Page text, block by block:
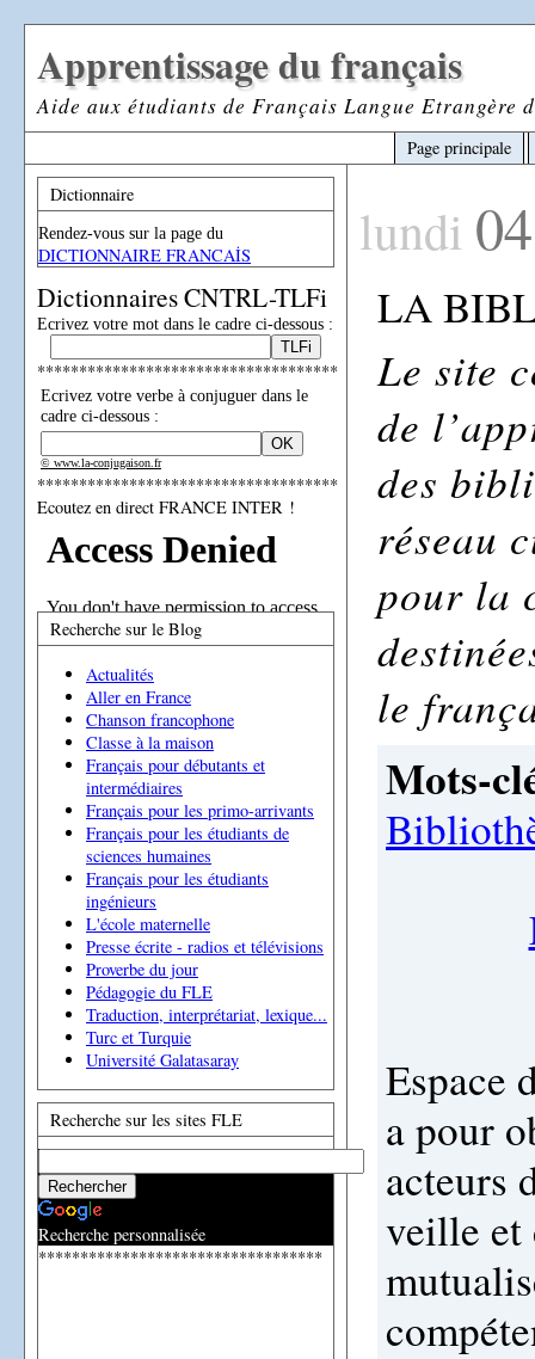
Apprentissage du français
Aide aux étudiants de Français Langue Etrangère
Page principale
Dictionnaire
Rendez-vous sur la page du
DICTIONNAIRE FRANCAİS
Dictionnaires CNTRL-TLFi
Ecrivez votre mot dans le cadre ci-dessous :
************************************
Ecrivez votre verbe à conjuguer dans le
cadre ci-dessous :
© www.la-conjugaison.fr
************************************
Ecoutez en direct FRANCE INTER !
Recherche sur le Blog
Actualités
Aller en France
Chanson francophone
Classe à la maison
Français pour débutants et
intermédiaires
Français pour les primo-arrivants
Français pour les étudiants de
sciences humaines
Français pour les étudiants
ingénieurs
L'école maternelle
Presse écrite - radios et télévisions
Proverbe du jour
Pédagogie du FLE
Traduction, interprétariat, lexique...
Turc et Turquie
Université Galatasaray
Recherche sur les sites FLE
Recherche personnalisée
**********************************
lundi 04
LA
Le site
de
des
réseau
pour la
le
Mots-
Espace
a pour
acteurs
veille et